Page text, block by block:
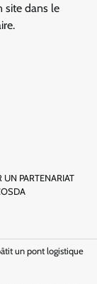
site dans le
UN PARTENARIAT
un pont logistique